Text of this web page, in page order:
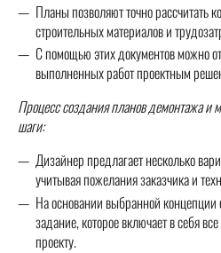
Планы позволяют точно рассчитать
строительных материалов и
С помощью этих документов можно
выполненных работ проектным
Процесс создания планов демонтажа и
шаги:
Дизайнер предлагает несколько
учитывая пожелания заказчика и
На основании выбранной концепции
задание, которое включает в себя
проекту.